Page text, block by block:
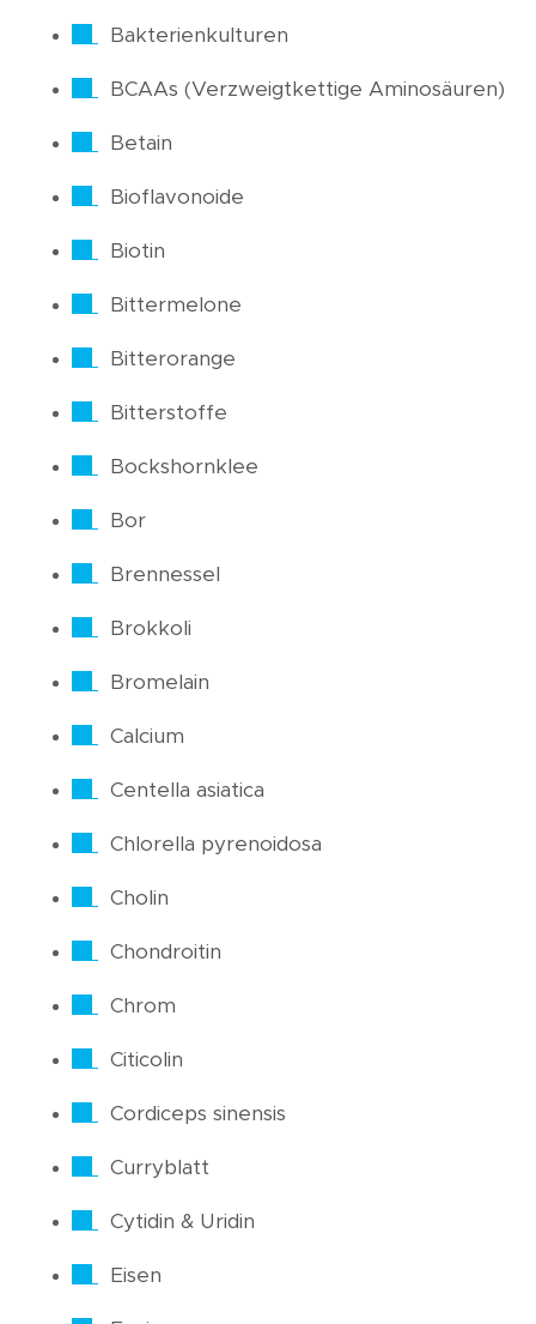
Bakterienkulturen
BCAAs (Verzweigtkettige Aminosäuren)
Betain
Bioflavonoide
Biotin
Bittermelone
Bitterorange
Bitterstoffe
Bockshornklee
Bor
Brennessel
Brokkoli
Bromelain
Calcium
Centella asiatica
Chlorella pyrenoidosa
Cholin
Chondroitin
Chrom
Citicolin
Cordiceps sinensis
Curryblatt
Cytidin & Uridin
Eisen